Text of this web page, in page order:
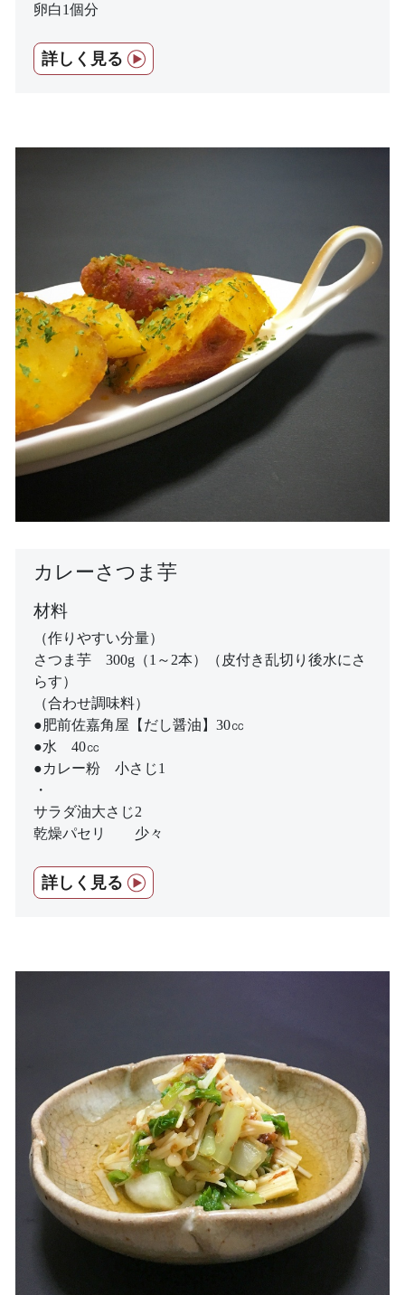
卵白1個分
詳しく見る
カレーさつま芋
材料
（作りやすい分量）
さつま芋 300g（1～2本）（皮付き乱切り後水にさ
らす）
（合わせ調味料）
●肥前佐嘉角屋【だし醤油】30㏄
●水 40㏄
●カレー粉 小さじ1
・
サラダ油大さじ2
乾燥パセリ 少々
詳しく見る